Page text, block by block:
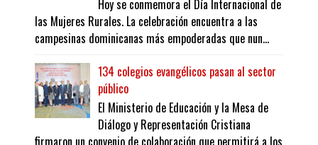
Hoy se conmemora el Día Internacional de
las Mujeres Rurales. La celebración encuentra a las
campesinas dominicanas más empoderadas que nun...
134 colegios evangélicos pasan al sector
público
El Ministerio de Educación y la Mesa de
Diálogo y Representación Cristiana
firmaron un convenio de colaboración que permitirá a los